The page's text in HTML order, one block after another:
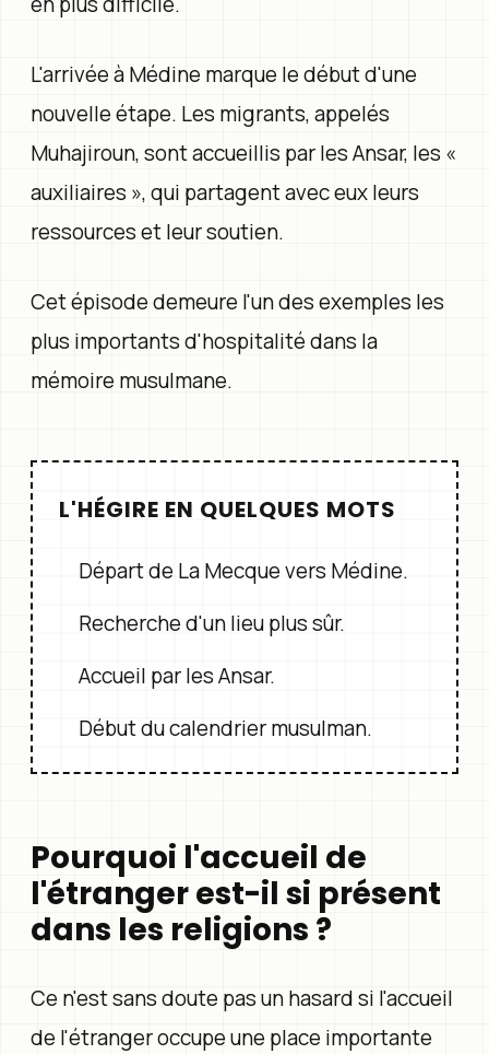
L'arrivée à Médine marque le début d'une
nouvelle étape. Les migrants, appelés
Muhajiroun, sont accueillis par les Ansar, les «
auxiliaires », qui partagent avec eux leurs
ressources et leur soutien.
Cet épisode demeure l'un des exemples les
plus importants d'hospitalité dans la
mémoire musulmane.
L'HÉGIRE EN QUELQUES MOTS
Départ de La Mecque vers Médine.
Recherche d'un lieu plus sûr.
Accueil par les Ansar.
Début du calendrier musulman.
Pourquoi l'accueil de
l'étranger est-il si présent
dans les religions ?
Ce n'est sans doute pas un hasard si l'accueil
de l'étranger occupe une place importante